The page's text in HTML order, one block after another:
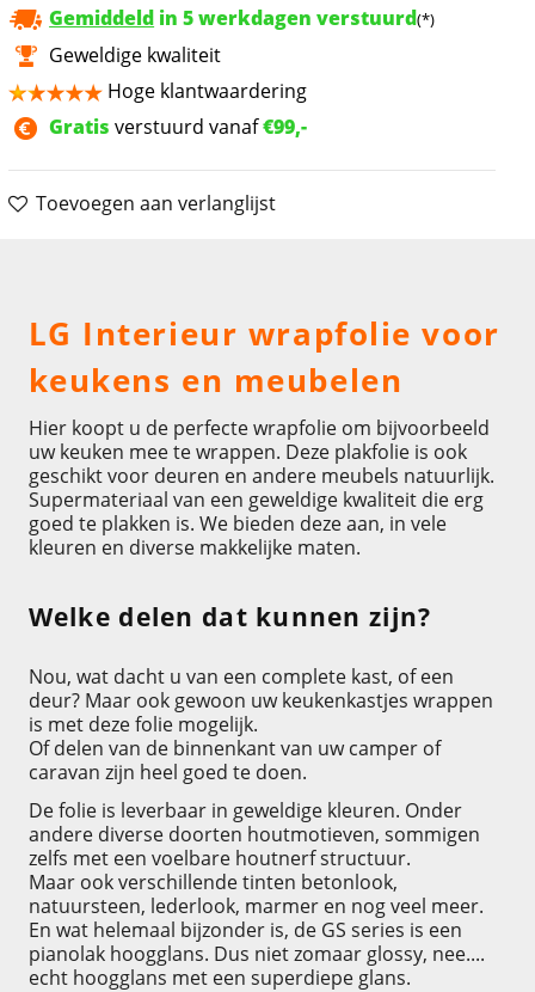
Gemiddeld in 5 werkdagen verstuurd(*)
Geweldige kwaliteit
Hoge klantwaardering
Gratis verstuurd vanaf€99,-
Toevoegen aan verlanglijst
LG Interieur wrapfolie voor
keukens en meubelen
Hier koopt u de perfecte wrapfolie om bijvoorbeeld
uw keuken mee te wrappen. Deze plakfolie is ook
geschikt voor deuren en andere meubels natuurlijk.
Supermateriaal van een geweldige kwaliteit die erg
goed te plakken is. We bieden deze aan, in vele
kleuren en diverse makkelijke maten.
Welke delen dat kunnen zijn?
Nou, wat dacht u van een complete kast, of een
deur? Maar ook gewoon uw keukenkastjes wrappen
is met deze folie mogelijk.
Of delen van de binnenkant van uw camper of
caravan zijn heel goed te doen.
De folie is leverbaar in geweldige kleuren. Onder
andere diverse doorten houtmotieven, sommigen
zelfs met een voelbare houtnerf structuur.
Maar ook verschillende tinten betonlook,
natuursteen, lederlook, marmer en nog veel meer.
En wat helemaal bijzonder is, de GS series is een
pianolak hoogglans. Dus niet zomaar glossy, nee....
echt hoogglans met een superdiepe glans.